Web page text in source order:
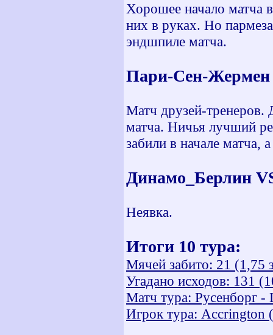
Хорошее начало матча
них в руках. Но
эндшпиле матча.
Пари-Сен-Жермен
Матч друзей-тренеров.
матча. Ничья лучший
забили в начале матча,
Динамо_Берлин
Неявка.
Итоги 10 тура:
Мячей забито: 21 (1,75
Угадано исходов: 131
Матч тура: Русенборг
Игрок тура: Accrington